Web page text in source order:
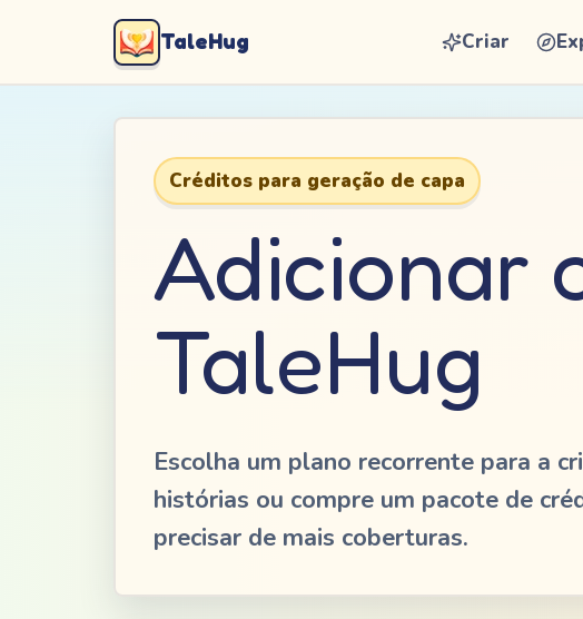
TaleHug Criar
Créditos para geração de capa
Adicionar
TaleHug
Escolha um plano recorrente para a
histórias ou compre um pacote de
precisar de mais coberturas.